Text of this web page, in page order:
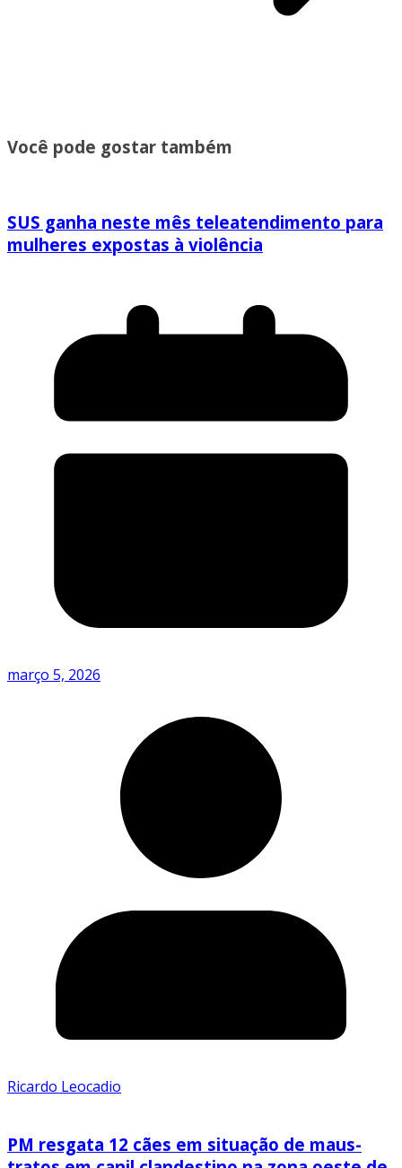
Você pode gostar também
SUS ganha neste mês teleatendimento para
mulheres expostas à violência
março 5, 2026
Ricardo Leocadio
PM resgata 12 cães em situação de maus-